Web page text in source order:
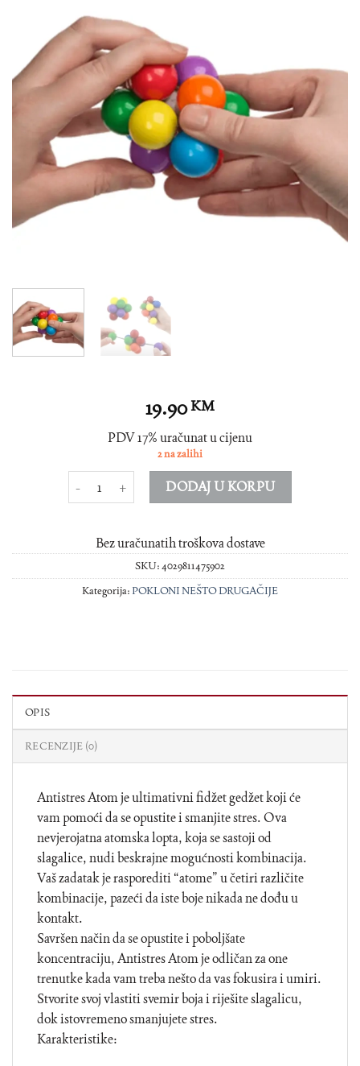
19.90KM
PDV 17% uračunat u cijenu
2 na zalihi
ANTISTRESS ATOM količinaDODAJ U KORPU
Bez uračunatih troškova dostave
SKU:4029811475902
Kategorija:POKLONI NEŠTO DRUGAČIJE
OPIS
RECENZIJE (0)
Antistres Atom je ultimativni fidžet gedžet koji će
vam pomoći da se opustite i smanjite stres. Ova
nevjerojatna atomska lopta, koja se sastoji od
slagalice, nudi beskrajne mogućnosti kombinacija.
Vaš zadatak je rasporediti “atome” u četiri različite
kombinacije, pazeći da iste boje nikada ne dođu u
kontakt.
Savršen način da se opustite i poboljšate
koncentraciju, Antistres Atom je odličan za one
trenutke kada vam treba nešto da vas fokusira i umiri.
Stvorite svoj vlastiti svemir boja i riješite slagalicu,
dok istovremeno smanjujete stres.
Karakteristike: